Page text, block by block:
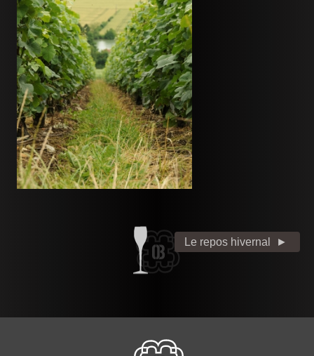
Le repos hivernal ►